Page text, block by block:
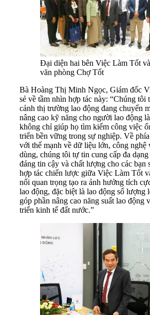
Đại diện hai bên Việc Làm Tốt
văn phòng Chợ Tốt
Bà Hoàng Thị Minh Ngọc, Giám đốc
sẻ về tầm nhìn hợp tác này: “Chúng tôi
cảnh thị trường lao động đang chuyển
nâng cao kỹ năng cho người lao động
không chỉ giúp họ tìm kiếm công việc
triển bền vững trong sự nghiệp. Về
với thế mạnh về dữ liệu lớn, công nghệ
dùng, chúng tôi tự tin cung cấp đa
đáng tin cậy và chất lượng cho các
hợp tác chiến lược giữa Việc Làm Tốt
nối quan trọng tạo ra ảnh hưởng tích
lao động, đặc biệt là lao động số lượng
góp phần nâng cao năng suất lao động
triển kinh tế đất nước.”